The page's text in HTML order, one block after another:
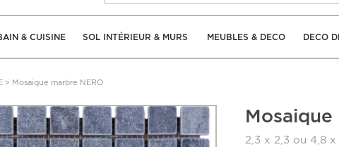
& CUISINE SOL INTÉRIEUR & MURS MEUBLES & DECO DECO
> Mosaique marbre NERO
2,3 x 2,3 ou 4,8 x